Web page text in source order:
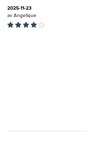
2025-11-23
av Angelique